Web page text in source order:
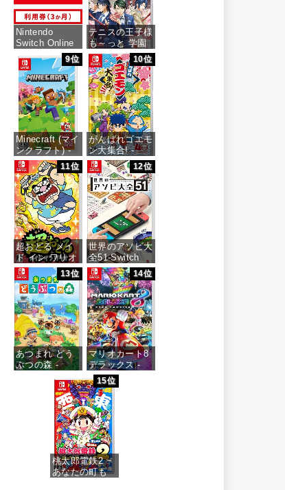
Nintendo
Switch Online
利用券(個人プ
ラン3か月)|オ
ンラインコード
版
価格：¥900
テニスの王子様
も～っと 学園
祭の王子様
♡-40 and
more…
価格：¥7,159
9位
Minecraft (マイ
ンクラフト) -
Switch
価格：¥3,400
10位
がんばれゴエモ
ン大集合! -
Switch
価格：¥4,436
11位
超おどる メイ
ド イン ワリオ
-Switch
価格：¥4,073
12位
世界のアソビ大
全51-Switch
価格：¥3,655
13位
あつまれ どう
ぶつの森 -
価格：¥5,518
14位
マリオカート8
デラックス -
Switch
価格：¥5,591
15位
桃太郎電鉄2 ~
あなたの町も